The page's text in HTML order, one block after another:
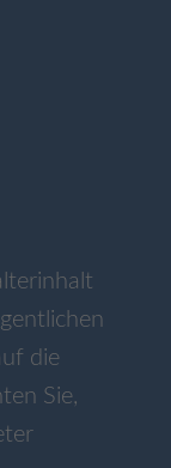
die
Sie,